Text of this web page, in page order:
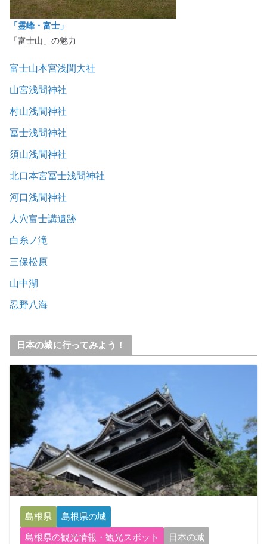
「霊峰・富士」
「富士山」の魅力
富士山本宮浅間大社
山宮浅間神社
村山浅間神社
冨士浅間神社
須山浅間神社
北口本宮冨士浅間神社
河口浅間神社
人穴富士講遺跡
白糸ノ滝
三保松原
山中湖
忍野八海
日本の城に行ってみよう！
島根県
島根県の城
島根県の観光情報・観光スポット
日本の城